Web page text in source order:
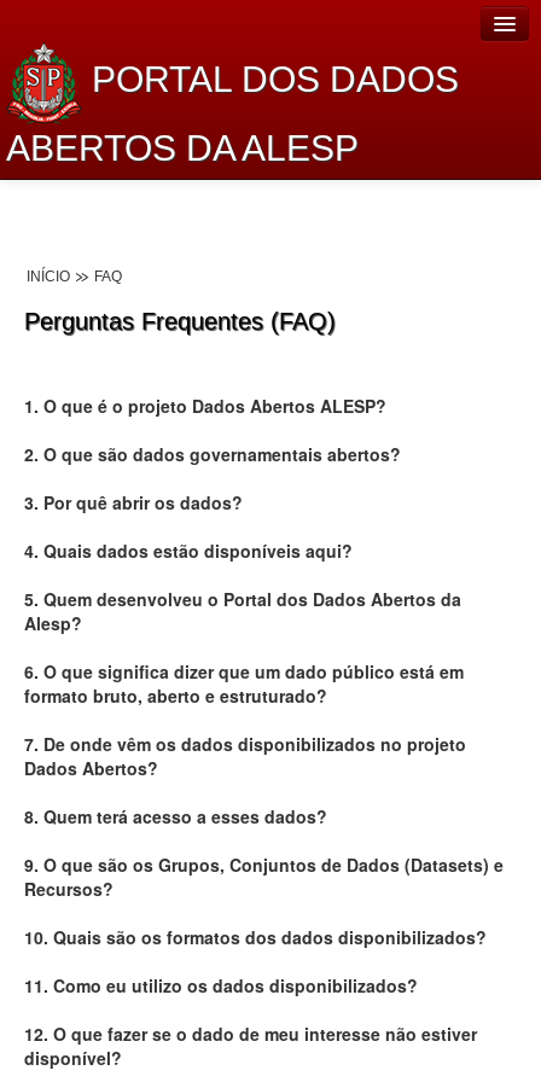
PORTAL DOS DADOS
ABERTOS DA ALESP
Lei de Acesso à Informação
Administração
Legislação
Perguntas frequentes
Contato
INÍCIO FAQ
Perguntas Frequentes (FAQ)
1. O que é o projeto Dados Abertos ALESP?
2. O que são dados governamentais abertos?
3. Por quê abrir os dados?
4. Quais dados estão disponíveis aqui?
5. Quem desenvolveu o Portal dos Dados Abertos da
Alesp?
6. O que significa dizer que um dado público está em
formato bruto, aberto e estruturado?
7. De onde vêm os dados disponibilizados no projeto
Dados Abertos?
8. Quem terá acesso a esses dados?
9. O que são os Grupos, Conjuntos de Dados (Datasets) e
Recursos?
10. Quais são os formatos dos dados disponibilizados?
11. Como eu utilizo os dados disponibilizados?
12. O que fazer se o dado de meu interesse não estiver
disponível?